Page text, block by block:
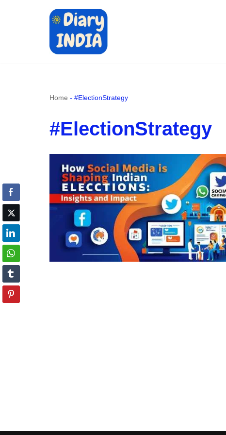
Home - #ElectionStrategy
#ElectionStrategy